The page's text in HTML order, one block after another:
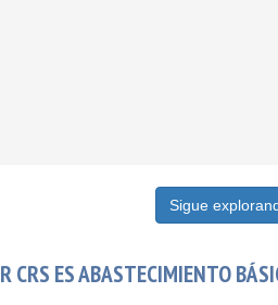
Sigue
CRS ES ABASTECIMIENTO